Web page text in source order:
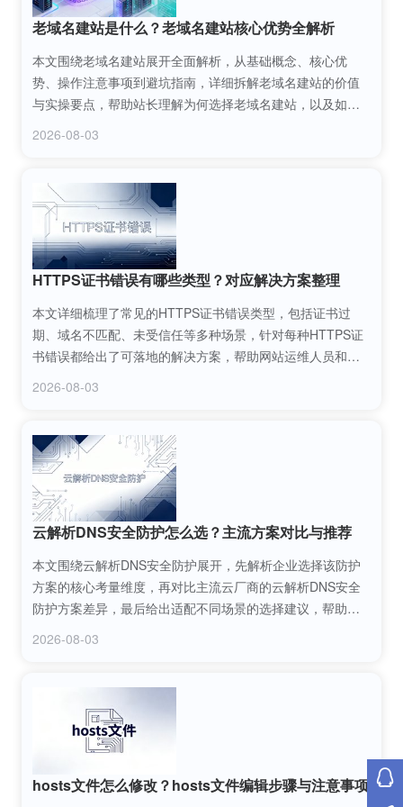
老域名建站是什么？老域名建站核心优势全解析
本文围绕老域名建站展开全面解析，从基础概念、核心优
势、操作注意事项到避坑指南，详细拆解老域名建站的价值
与实操要点，帮助站长理解为何选择老域名建站，以及如何
2026-08-03
HTTPS证书错误有哪些类型？对应解决方案整理
本文详细梳理了常见的HTTPS证书错误类型，包括证书过
期、域名不匹配、未受信任等多种场景，针对每种HTTPS证
书错误都给出了可落地的解决方案，帮助网站运维人员和普
2026-08-03
云解析DNS安全防护怎么选？主流方案对比与推荐
本文围绕云解析DNS安全防护展开，先解析企业选择该防护
方案的核心考量维度，再对比主流云厂商的云解析DNS安全
防护方案差异，最后给出适配不同场景的选择建议，帮助企
2026-08-03
hosts文件怎么修改？hosts文件编辑步骤与注意事项